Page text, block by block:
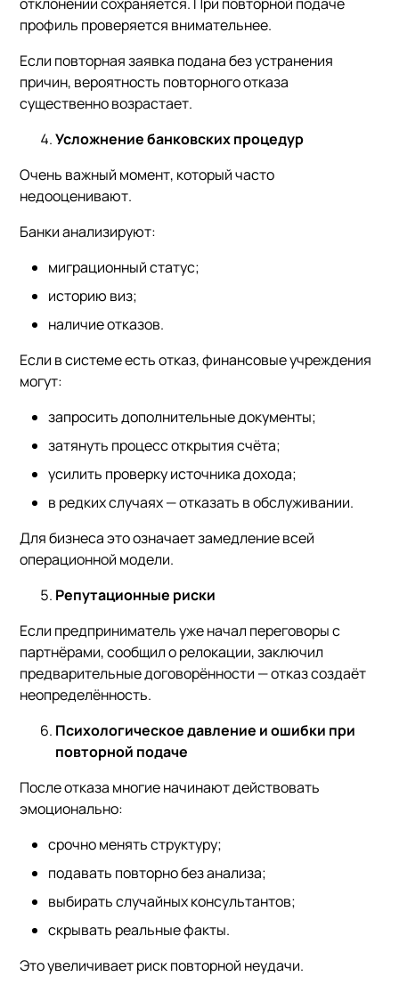
профиль проверяется внимательнее.
Если повторная заявка подана без устранения
причин, вероятность повторного отказа
существенно возрастает.
Усложнение банковских процедур
Очень важный момент, который часто
недооценивают.
Банки анализируют:
миграционный статус;
историю виз;
наличие отказов.
Если в системе есть отказ, финансовые учреждения
могут:
запросить дополнительные документы;
затянуть процесс открытия счёта;
усилить проверку источника дохода;
в редких случаях — отказать в обслуживании.
Для бизнеса это означает замедление всей
операционной модели.
Репутационные риски
Если предприниматель уже начал переговоры с
партнёрами, сообщил о релокации, заключил
предварительные договорённости — отказ создаёт
неопределённость.
Психологическое давление и ошибки при
повторной подаче
После отказа многие начинают действовать
эмоционально:
срочно менять структуру;
подавать повторно без анализа;
выбирать случайных консультантов;
скрывать реальные факты.
Это увеличивает риск повторной неудачи.